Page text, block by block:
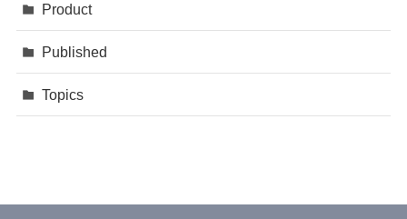
Product
Published
Topics